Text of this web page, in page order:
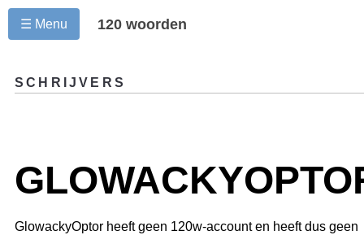
☰ Menu 120 woorden
SCHRIJVERS
GlowackyOptor heeft geen 120w-account en heeft dus geen